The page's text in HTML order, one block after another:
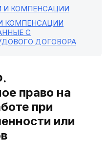
И КОМПЕНСАЦИИ
КОМПЕНСАЦИИ
С
ДОГОВОРА
право на
при
или